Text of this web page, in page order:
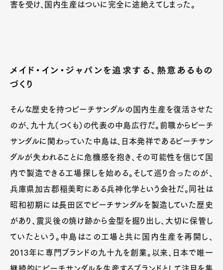
害を受け、国内生産はついに完全に途絶えてしまった。
メイド・イン・ジャパンを追求する、熱意あるもの
づくり
そんな歴史を持つビーチサンダルの国内生産を復活させた
のが、九十九（つくも）の代表の中島広行だ。前職からビーチ
サンダルに関わっていた中島は、日本発祥であるビーチサン
ダルが失われることに危機感を抱き、その可能性を信じて国
内で製造できる工場探しを始める。そして巡り合ったのが、
兵庫県加古郡稲美町にある兵神化学という会社だ。同社は
昭和初期には長田区でビーチサンダルを製造していた歴史
があり、震災後の焼け跡から金型を掘り出し、大切に保管し
ていたという。中島はこの工場と共に国内生産を再開し、
2013年に専門ブランドの九十九を創業。以来、日本で唯一